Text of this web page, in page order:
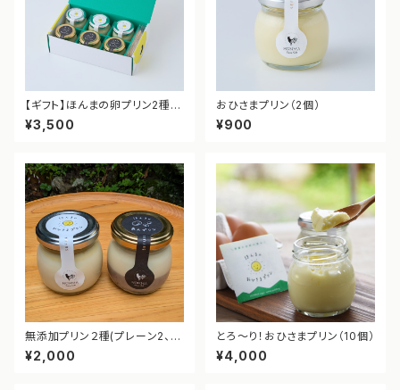
【ギフト】ほんまの卵プリン2種セ
ット｜おひさまプリン・あんプリ
ン6個入り
¥3,500
おひさまプリン（2個）
¥900
無添加プリン２種(プレーン2、こ
しあん2)4個セット
¥2,000
とろ～り！おひさまプリン（10個）
¥4,000